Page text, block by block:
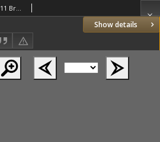
Show details
Codex Diplomaticus Silesiae T.11 Breslauer Stadtbuch enthaltend die Rathslinie von 1287 ab und Urkunden zur Verfassungsgeschichte der Stadt